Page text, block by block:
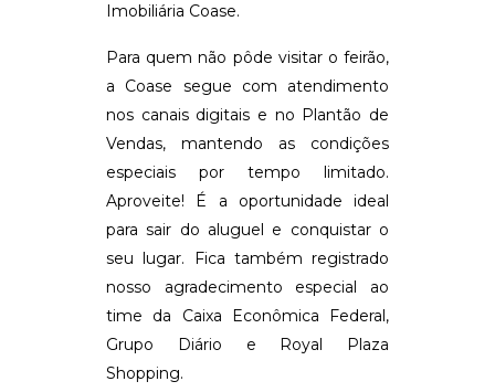
Imobiliária Coase.
Para quem não pôde visitar o feirão,
a Coase segue com atendimento
nos canais digitais e no Plantão de
Vendas, mantendo as condições
especiais por tempo limitado.
Aproveite! É a oportunidade ideal
para sair do aluguel e conquistar o
seu lugar. Fica também registrado
nosso agradecimento especial ao
time da Caixa Econômica Federal,
Grupo Diário e Royal Plaza
Shopping.